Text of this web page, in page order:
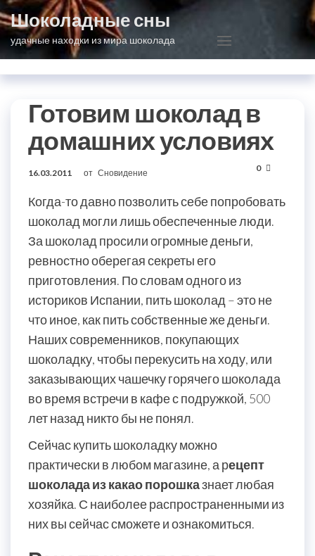
Перейти
к
содержимому
Шоколадные сны
удачные находки из мира шоколада
Готовим шоколад в
домашних условиях
16.03.2011 от Сновидение 0
Когда-то давно позволить себе попробовать
шоколад могли лишь обеспеченные люди.
За шоколад просили огромные деньги,
ревностно оберегая секреты его
приготовления. По словам одного из
историков Испании, пить шоколад – это не
что иное, как пить собственные же деньги.
Наших современников, покупающих
шоколадку, чтобы перекусить на ходу, или
заказывающих чашечку горячего шоколада
во время встречи в кафе с подружкой, 500
лет назад никто бы не понял.
Сейчас купить шоколадку можно
практически в любом магазине, а рецепт
шоколада из какао порошказнает любая
хозяйка. С наиболее распространенными из
них вы сейчас сможете и ознакомиться.